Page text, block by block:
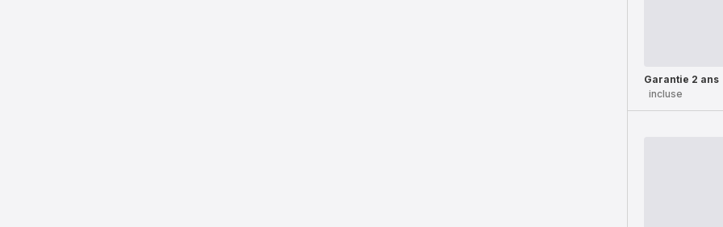
Garantie 2 ans
incluse